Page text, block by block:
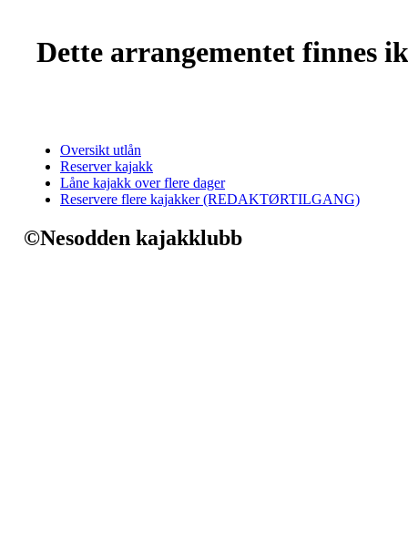
Dette arrangementet finnes
Oversikt utlån
Reserver kajakk
Låne kajakk over flere dager
Reservere flere kajakker (REDAKTØRTILGANG)
©Nesodden kajakklubb